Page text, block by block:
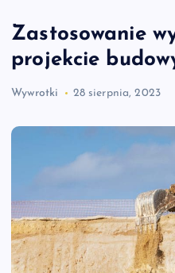
Zastosowanie
projekcie
Wywrotki 28 sierpnia, 2023